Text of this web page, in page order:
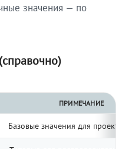
значения — по
ПРИМЕЧАНИЕ
Базовые значения для